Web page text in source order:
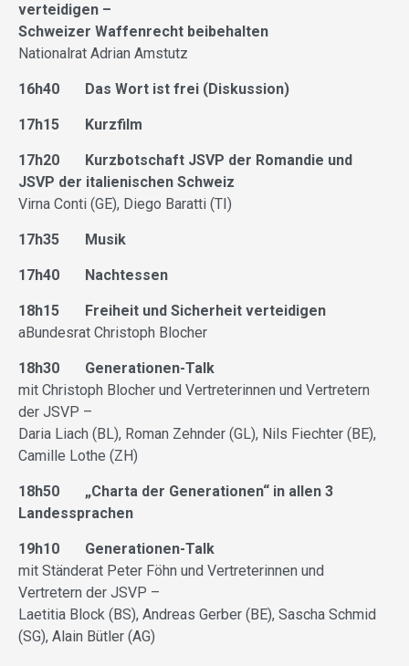
verteidigen –
Schweizer Waffenrecht beibehalten
Nationalrat Adrian Amstutz
16h40 Das Wort ist frei (Diskussion)
17h15 Kurzfilm
17h20 Kurzbotschaft JSVP der Romandie und
JSVP der italienischen Schweiz
Virna Conti (GE), Diego Baratti (TI)
17h35 Musik
17h40 Nachtessen
18h15 Freiheit und Sicherheit verteidigen
aBundesrat Christoph Blocher
18h30 Generationen-Talk
mit Christoph Blocher und Vertreterinnen und Vertretern
der JSVP –
Daria Liach (BL), Roman Zehnder (GL), Nils Fiechter (BE),
Camille Lothe (ZH)
18h50 „Charta der Generationen“ in allen 3
Landessprachen
19h10 Generationen-Talk
mit Ständerat Peter Föhn und Vertreterinnen und
Vertretern der JSVP –
Laetitia Block (BS), Andreas Gerber (BE), Sascha Schmid
(SG), Alain Bütler (AG)